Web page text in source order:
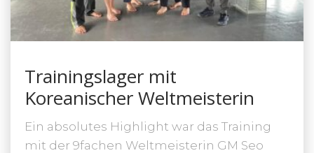
Trainingslager mit
Koreanischer Weltmeisterin
Ein absolutes Highlight war das Training
mit der 9fachen Weltmeisterin GM Seo